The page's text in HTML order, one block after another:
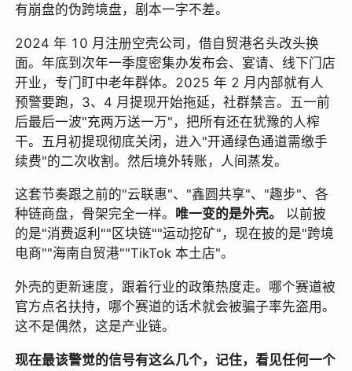
有崩盘的伪跨境盘，剧本一字不差。
2024 年 10 月注册空壳公司，借自贸港名头改头换
面。年底到次年一季度密集办发布会、宴请、线下门店
开业，专门盯中老年群体。2025 年 2 月内部就有人
预警要跑，3、4 月提现开始拖延，社群禁言。五一前
后最后一波"充两万送一万"，把所有还在犹豫的人榨
干。五月初提现彻底关闭，进入"开通绿色通道需缴手
续费"的二次收割。然后境外转账，人间蒸发。
这套节奏跟之前的"云联惠"、"鑫圆共享"、"趣步"、各
种链商盘，骨架完全一样。 唯一变的是外壳。
以前披
的是"消费返利""区块链""运动挖矿"，现在披的是"跨境
电商""海南自贸港""TikTok 本土店"。
外壳的更新速度，跟着行业的政策热度走。哪个赛道被
官方点名扶持，哪个赛道的话术就会被骗子率先盗用。
这不是偶然，这是产业链。
现在最该警觉的信号有这么几个，记住，看见任何一个